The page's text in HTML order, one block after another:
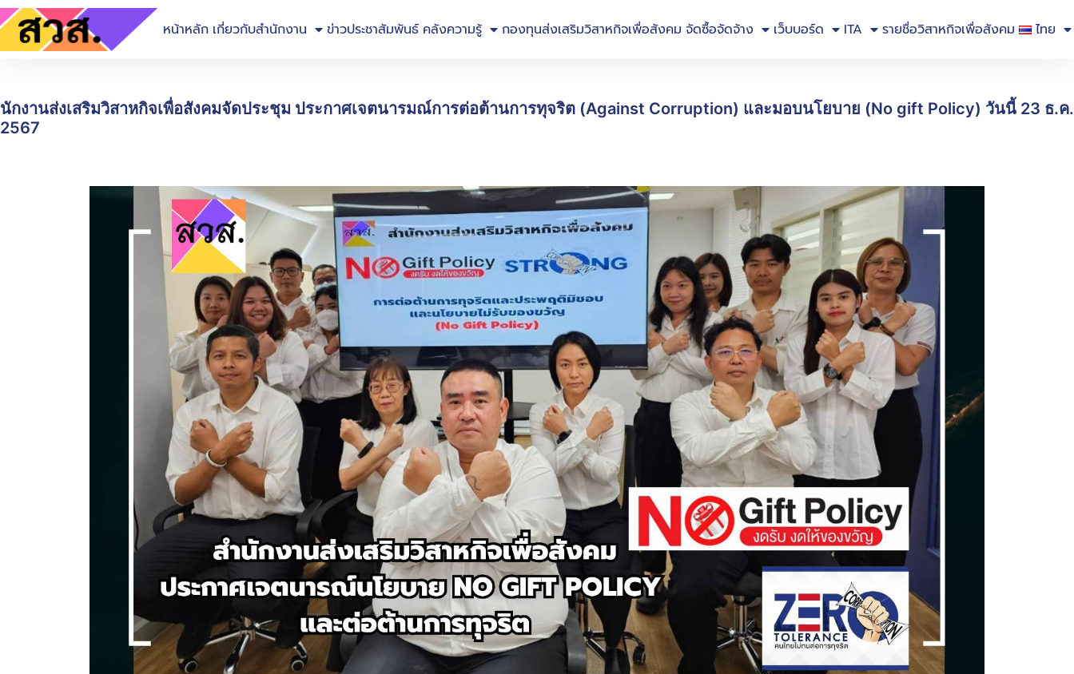
หน้าหลัก เกี่ยวกับสำนักงาน ข่าวประชาสัมพันธ์ คลังความรู้ กองทุนส่งเสริมวิสาหกิจเพื่อสังคม จัดซื้อจัดจ้าง เว็บบอร์ด ITA รายชื่อวิสาหกิจเพื่อสังคม ไทย
นักงานส่งเสริมวิสาหกิจเพื่อสังคมจัดประชุม ประกาศเจตนารมณ์การต่อต้านการทุจริต (Against Corruption) และมอบนโยบาย (No gift Policy) วันนี้ 23 ธ.ค.
2567